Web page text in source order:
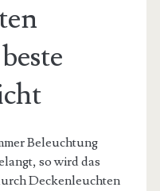
Beleuchtung
so wird das
Deckenleuchten